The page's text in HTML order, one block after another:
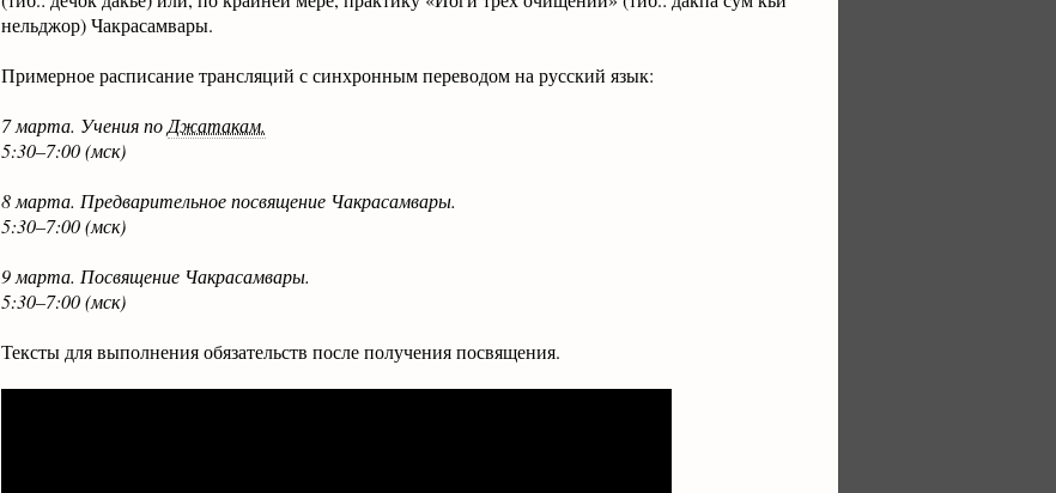
нельджор) Чакрасамвары.
Примерное расписание трансляций с синхронным переводом на русский язык:
7 марта. Учения по Джатакам.
5:30–7:00 (мск)
8 марта. Предварительное посвящение Чакрасамвары.
5:30–7:00 (мск)
9 марта. Посвящение Чакрасамвары.
5:30–7:00 (мск)
Тексты для выполнения обязательств после получения посвящения.